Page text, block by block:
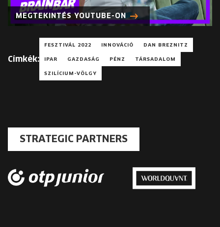
EN
Change
language:
MEGTEKINTÉS YOUTUBE-ON
Címkék:
FESZTIVÁL 2022 INNOVÁCIÓ DAN BREZNITZ
IPAR GAZDASÁG PÉNZ TÁRSADALOM
SZILÍCIUM-VÖLGY
STRATEGIC PARTNERS